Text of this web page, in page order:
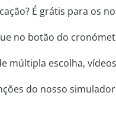
É grátis para os
no botão do
múltipla escolha,
do nosso